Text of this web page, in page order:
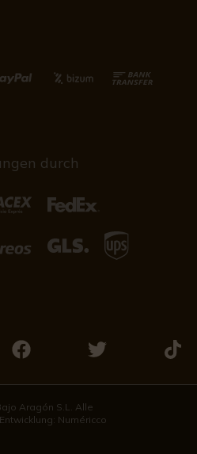
durch
Sie
uns
auf
Sie
uns
auf
Sie
Aragón S.L. Alle
Numéricco